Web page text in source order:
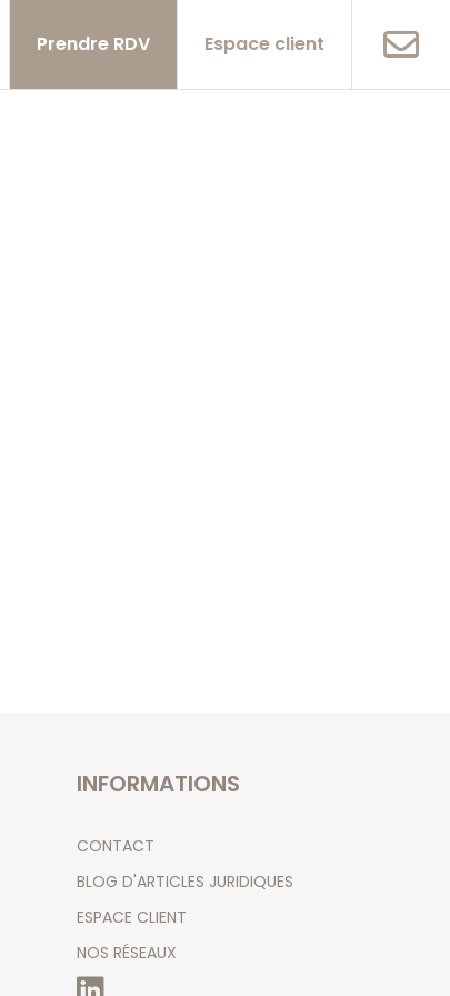
Prendre RDV Espace client
INFORMATIONS
CONTACT
BLOG D'ARTICLES JURIDIQUES
ESPACE CLIENT
NOS RÉSEAUX